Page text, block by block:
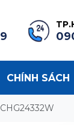
CHÍNH SÁCH